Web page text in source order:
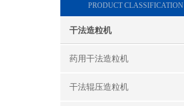
PRODUCT CLASSIFICATION
干法造粒机
药用干法造粒机
干法辊压造粒机